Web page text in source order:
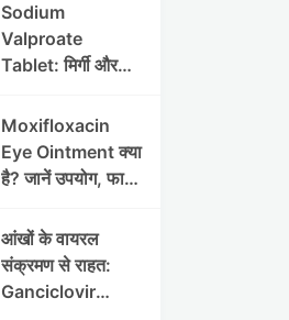
Sodium
Valproate
Tablet: मिर्गी और
लाभ, नुकसान और
सावधानियां
Moxifloxacin
Eye Ointment क्या
है? जानें उपयोग, फायदे
आंखों के वायरल
संक्रमण से राहत:
Ganciclovir